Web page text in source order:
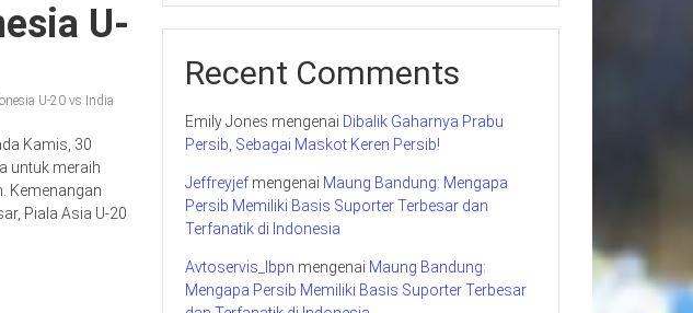
U-
U-20 vs India
Kamis, 30
untuk meraih
Kemenangan
Piala Asia U-20
Recent Comments
Emily Jones mengenai Dibalik Gaharnya Prabu
Persib, Sebagai Maskot Keren Persib!
Jeffreyjef mengenai Maung Bandung: Mengapa
Persib Memiliki Basis Suporter Terbesar dan
Terfanatik di Indonesia
Avtoservis_lbpn mengenai Maung Bandung:
Mengapa Persib Memiliki Basis Suporter Terbesar